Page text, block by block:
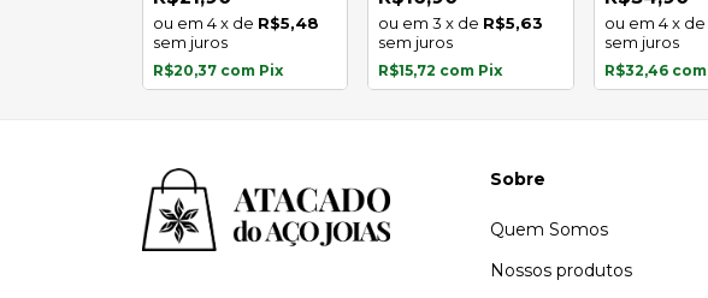
4x de R$5,48
sem juros
R$20,37 com Pix
3 x de R$5,63
sem juros
R$15,72 com Pix
4 x de
sem juros
R$32,46 com
Sobre
Quem Somos
Nossos produtos